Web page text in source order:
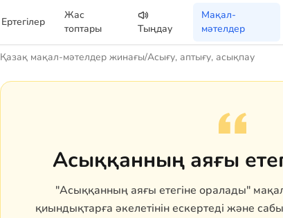
Ертегілер
Жас
топтары
Тыңдау
Мақал-
мәтелдер
Қазақ мақал-мәтелдер жинағы/Асығу, аптығу, асықпау
Асыққанның аяғы
"Асыққанның аяғы етегіне оралады"
қиындықтарға әкелетінін ескертеді және